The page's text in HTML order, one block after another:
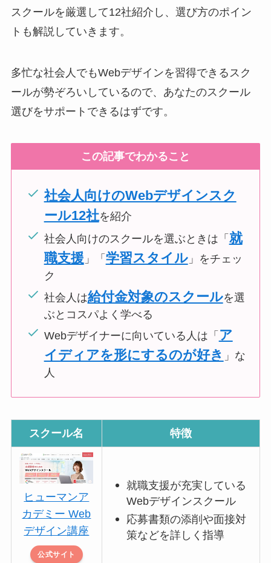
スクールを厳選して12社紹介し、選び方のポイン
トも解説していきます。
多忙な社会人でもWebデザインを習得できるスク
ールが勢ぞろいしているので、あなたのスクール
選びをサポートできるはずです。
この記事でわかること
社会人向けのWebデザインスク
ール12社を紹介
社会人向けのスクールを選ぶときは「 就
職支援 」「 学習スタイル」をチェッ
ク
社会人は給付金対象のスクールを選
ぶとコスパよく学べる
Webデザイナーに向いている人は「 ア
イディアを形にするのが好き 」な
人
スクール名 特徴
ヒューマンア
カデミー Web
デザイン講座
公式サイト
就職支援が充実している
Webデザインスクール
応募書類の添削や面接対
策などを詳しく指導